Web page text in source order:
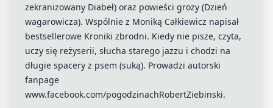
zekranizowany Diabeł) oraz powieści grozy (Dzień
wagarowicza). Wspólnie z Moniką Całkiewicz napisał
bestsellerowe Kroniki zbrodni. Kiedy nie pisze, czyta,
uczy się reżyserii, słucha starego jazzu i chodzi na
długie spacery z psem (suką). Prowadzi autorski
fanpage
www.facebook.com/pogodzinachRobertZiebinski.